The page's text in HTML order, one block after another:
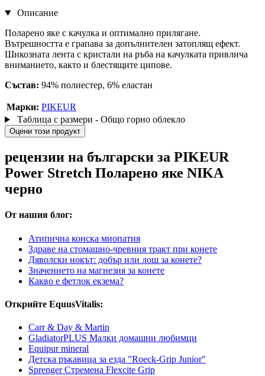
Описание
Поларено яке с качулка и оптимално прилягане.
Вътрешността е грапава за допълнителен затоплящ ефект.
Шикозната лента с кристали на ръба на качулката привлича
вниманието, както и блестящите ципове.
Състав: 94% полиестер, 6% еластан
Марки: PIKEUR
Таблица с размери - Общо горно облекло
Оцени този продукт
рецензии на български за PIKEUR
Power Stretch Поларено яке NIKA
черно
От нашия блог:
Атипична конска миопатия
Здраве на стомашно-чревния тракт при конете
Дяволски нокът: добър или лош за конете?
Значението на магнезия за конете
Какво е фетлок екзема?
Открийте EquusVitalis:
Carr & Day & Martin
GladiatorPLUS Малки домашни любимци
Equipur mineral
Детска ръкавица за езда "Roeck-Grip Junior"
Sprenger Стремена Flexcite Grip